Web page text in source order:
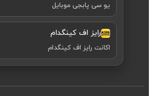
یو سی پابجی موبایل
رایز اف کینگدام
اکانت رایز اف کینگدام